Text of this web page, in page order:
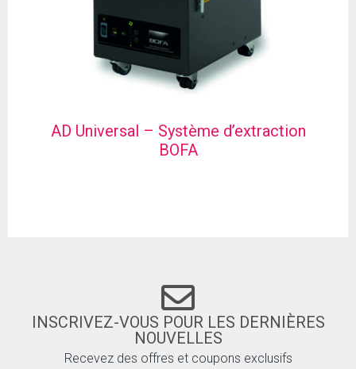
AD Universal – Système d’extraction
BOFA
INSCRIVEZ-VOUS POUR LES DERNIÈRES
NOUVELLES
Recevez des offres et coupons exclusifs